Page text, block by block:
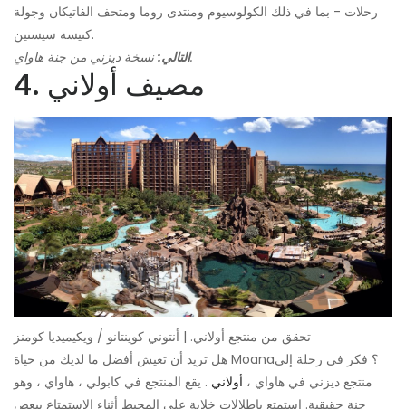
رحلات - بما في ذلك الكولوسيوم ومنتدى روما ومتحف الفاتيكان وجولة
كنيسة سيستين.
التالي:نسخة ديزني من جنة هاواي.
4. مصيف أولاني
تحقق من منتجع أولاني. | أنتوني كوينتانو / ويكيميديا ​​كومنز
هل تريد أن تعيش أفضل ما لديك من حياة Moana؟ فكر في رحلة إلى
منتجع ديزني في هاواي ، أولاني . يقع المنتجع في كابولي ، هاواي ، وهو
جنة حقيقية. استمتع بإطلالات خلابة على المحيط أثناء الاستمتاع ببعض